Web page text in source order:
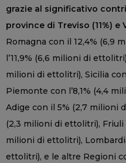
grazie al significativo
province di Treviso (11%) e
Romagna con il 12,4% (6,9
l’11,9% (6,6 milioni di
milioni di ettolitri), Sicilia
Piemonte con l’8,1% (4,4
Adige con il 5% (2,7 milioni
(2,3 milioni di ettolitri), Friuli
milioni di ettolitri),
ettolitri), e le altre Regioni